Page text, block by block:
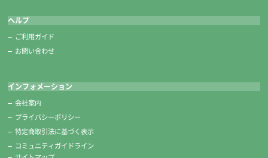
ヘルプ
ご利用ガイド
お問い合わせ
インフォメーション
会社案内
プライバシーポリシー
特定商取引法に基づく表示
コミュニティガイドライン